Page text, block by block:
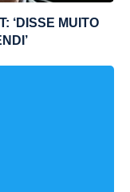
‘DISSE MUITO